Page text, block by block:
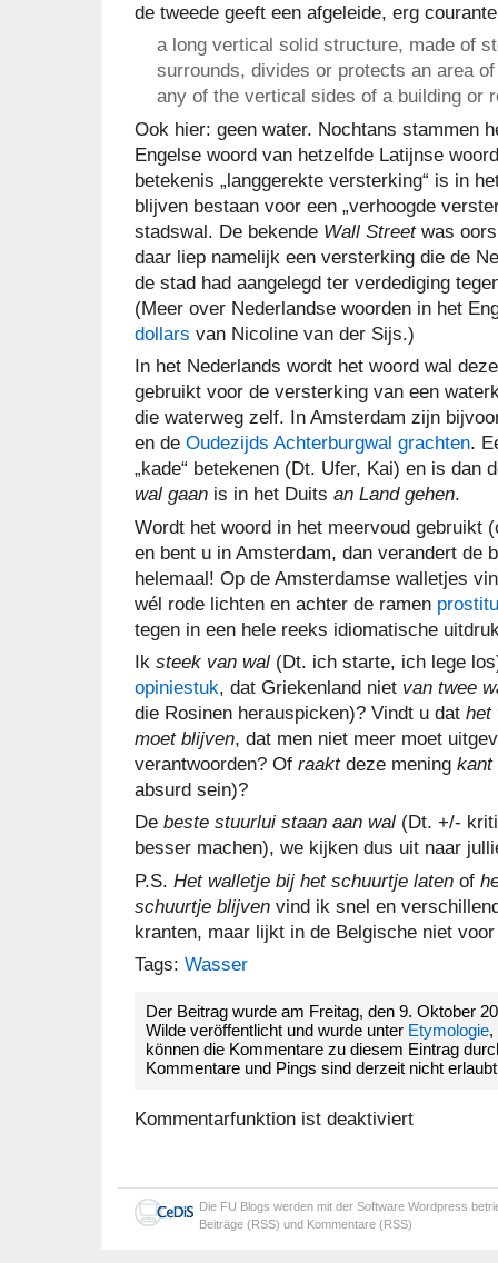
de tweede geeft een afgeleide, erg
a long vertical solid structure, made of
surrounds, divides or protects an area
any of the vertical sides of a building or
Ook hier: geen water. Nochtans stammen
Engelse woord van hetzelfde Latijnse
betekenis „langgerekte versterking“ is in
blijven bestaan voor een „verhoogde
stadswal. De bekende Wall Streetwas
daar liep namelijk een versterking die de
de stad had aangelegd ter verdediging
(Meer over Nederlandse woorden in het
dollars van Nicoline van der Sijs.)
In het Nederlands wordt het woord wal
gebruikt voor de versterking van een
die waterweg zelf. In Amsterdam zijn
en de Oudezijds Achterburgwal grachten.
„kade“ betekenen (Dt. Ufer, Kai) en is dan
wal gaan is in het Duits an Land gehen.
Wordt het woord in het meervoud gebruikt
en bent u in Amsterdam, dan verandert de
helemaal! Op de Amsterdamse walletjes
wél rode lichten en achter de ramen
tegen in een hele reeks idiomatische
Ik steek van wal (Dt. ich starte, ich lege
opiniestuk, dat Griekenland niet van twee
die Rosinen herauspicken)? Vindt u dat het
moet blijven, dat men niet meer moet
verantwoorden? Of raaktdeze mening kant
absurd sein)?
De beste stuurlui staan aan wal (Dt. +/-
besser machen), we kijken dus uit naar
P.S. Het walletje bij het schuurtje laten of
schuurtje blijven vind ik snel en
kranten, maar lijkt in de Belgische niet
Tags: Wasser
Der Beitrag wurde am Freitag, den 9. Oktober
Wilde veröffentlicht und wurde unter Etymologie,
können die Kommentare zu diesem Eintrag
Kommentare und Pings sind derzeit nicht
Kommentarfunktion ist deaktiviert
Die FU Blogs werden mit der Software Wordpress
Beiträge (RSS) und Kommentare (RSS)